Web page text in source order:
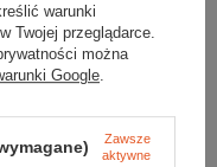
warunki
Twojej przeglądarce.
można
Google
Zawsze
aktywne